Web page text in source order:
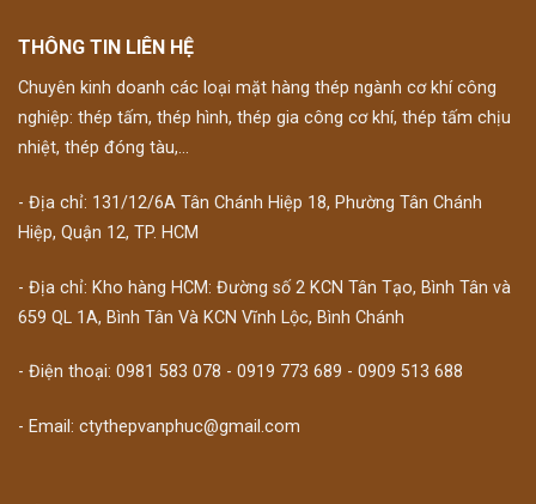
THÔNG TIN LIÊN HỆ
Chuyên kinh doanh các loại mặt hàng thép ngành cơ khí công
nghiệp: thép tấm, thép hình, thép gia công cơ khí, thép tấm chịu
nhiệt, thép đóng tàu,...
- Địa chỉ: 131/12/6A Tân Chánh Hiệp 18, Phường Tân Chánh
Hiệp, Quận 12, TP. HCM
- Địa chỉ: Kho hàng HCM: Đường số 2 KCN Tân Tạo, Bình Tân và
659 QL 1A, Bình Tân Và KCN Vĩnh Lộc, Bình Chánh
- Điện thoại: 0981 583 078 - 0919 773 689 - 0909 513 688
- Email: ctythepvanphuc@gmail.com